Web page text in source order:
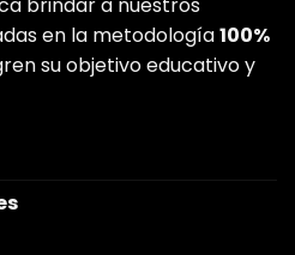
en la metodología100%
su objetivo educativo y